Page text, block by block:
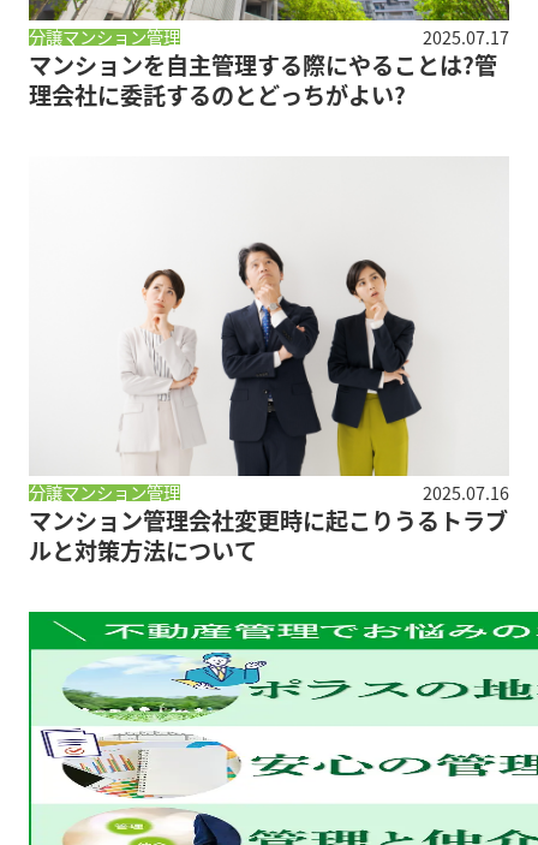
分譲マンション管理 2025.07.17
マンションを自主管理する際にやることは?管
理会社に委託するのとどっちがよい?
分譲マンション管理 2025.07.16
マンション管理会社変更時に起こりうるトラブ
ルと対策方法について